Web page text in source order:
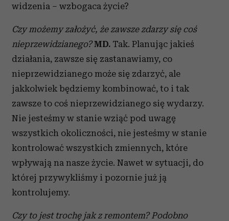
widzenia – wzbogaca życie?
Czy możemy założyć, że zawsze zdarzy się coś
nieprzewidzianego? MD. Tak. Planując jakieś
działania, zawsze się zastanawiamy, co
nieprzewidzianego może się zdarzyć, ale
jakkolwiek będziemy kombinować, to i tak
zawsze to coś nieprzewidzianego się wydarzy.
Nie jesteśmy w stanie wziąć pod uwagę
wszystkich okoliczności, nie jesteśmy w stanie
kontrolować wszystkich zmiennych, które
wpływają na nasze życie. Nawet w sytuacji, do
której przywykliśmy i pozornie już ją
kontrolujemy.
Czy to jest trochę jak z remontem? Podobno